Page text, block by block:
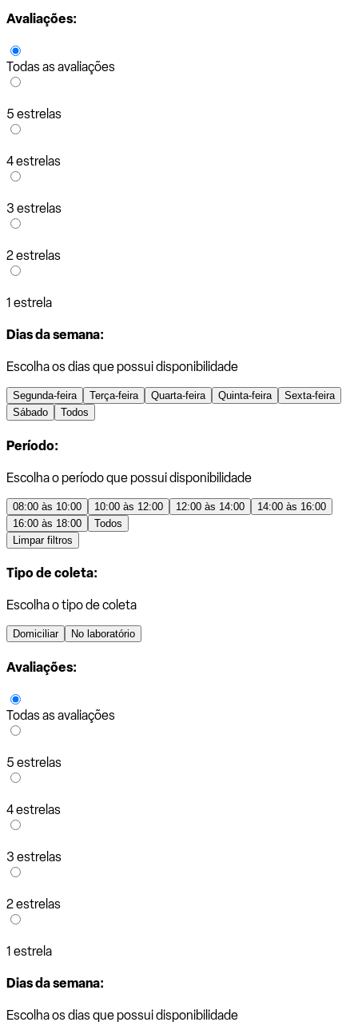
Avaliações:
Todas as avaliações
5 estrelas
4 estrelas
3 estrelas
2 estrelas
1 estrela
Dias da semana:
Escolha os dias que possui disponibilidade
Segunda-feira Terça-feira Quarta-feira Quinta-feira
Sexta-feira
Sábado
Todos
Período:
Escolha o período que possui disponibilidade
08:00 às 10:00 10:00 às 12:00 12:00 às 14:00
14:00 às 16:00
16:00 às 18:00
Todos
Limpar filtros
Tipo de coleta:
Escolha o tipo de coleta
Domiciliar No laboratório
Avaliações:
Todas as avaliações
5 estrelas
4 estrelas
3 estrelas
2 estrelas
1 estrela
Dias da semana:
Escolha os dias que possui disponibilidade